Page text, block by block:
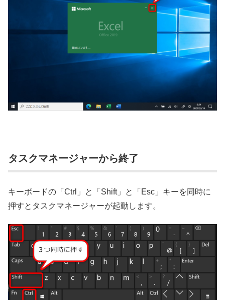
タスクマネージャーから終了
キーボードの「Ctrl」と「Shift」と「Esc」キーを同時に
押すとタスクマネージャーが起動します。